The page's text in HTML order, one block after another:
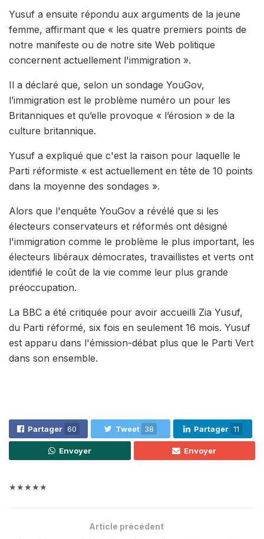
Yusuf a ensuite répondu aux arguments de la jeune
femme, affirmant que « les quatre premiers points de
notre manifeste ou de notre site Web politique
concernent actuellement l'immigration ».
Il a déclaré que, selon un sondage YouGov,
l’immigration est le problème numéro un pour les
Britanniques et qu’elle provoque « l’érosion » de la
culture britannique.
Yusuf a expliqué que c'est la raison pour laquelle le
Parti réformiste « est actuellement en tête de 10 points
dans la moyenne des sondages ».
Alors que l'enquête YouGov a révélé que si les
électeurs conservateurs et réformés ont désigné
l'immigration comme le problème le plus important, les
électeurs libéraux démocrates, travaillistes et verts ont
identifié le coût de la vie comme leur plus grande
préoccupation.
La BBC a été critiquée pour avoir accueilli Zia Yusuf,
du Parti réformé, six fois en seulement 16 mois. Yusuf
est apparu dans l'émission-débat plus que le Parti Vert
dans son ensemble.
Partager 60 Tweet 38 Partager 11
Envoyer Envoyer
★★★★★
Article précédent